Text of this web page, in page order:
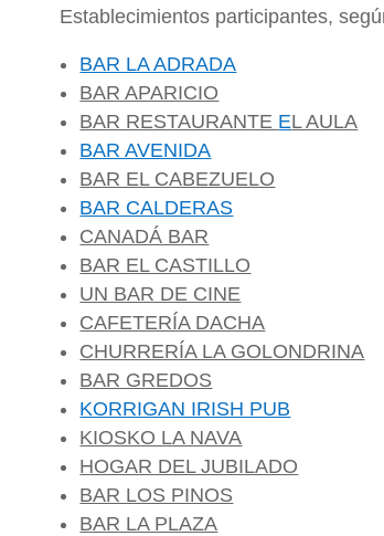
Establecimientos participantes,
BAR LA ADRADA
BAR APARICIO
BAR RESTAURANTE EL AULA
BAR AVENIDA
BAR EL CABEZUELO
BAR CALDERAS
CANADÁ BAR
BAR EL CASTILLO
UN BAR DE CINE
CAFETERÍA DACHA
CHURRERÍA LA GOLONDRINA
BAR GREDOS
KORRIGAN IRISH PUB
KIOSKO LA NAVA
HOGAR DEL JUBILADO
BAR LOS PINOS
BAR LA PLAZA